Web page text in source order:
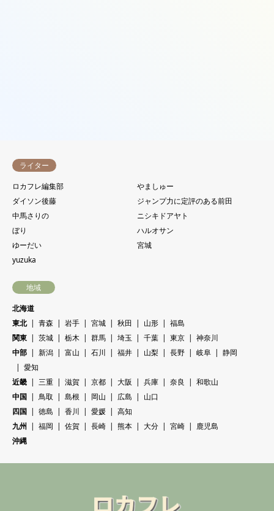
ライター
ロカフレ編集部
やましゅー
ダイソン後藤
ジャンプ力に定評のある前田
中馬さりの
ニシキドアヤト
ぼり
ハルオサン
ゆーだい
宮城
yuzuka
地域
北海道
東北
青森 岩手 宮城 秋田 山形
福島
関東
茨城 栃木 群馬 埼玉 千葉 東京
神奈川
中部
新潟 富山 石川 福井 山梨 長野 岐阜
静岡
愛知
近畿
三重 滋賀 京都 大阪 兵庫 奈良
和歌山
中国
鳥取 島根 岡山 広島
山口
四国
徳島 香川 愛媛
高知
九州
福岡 佐賀 長崎 熊本 大分 宮崎
鹿児島
沖縄